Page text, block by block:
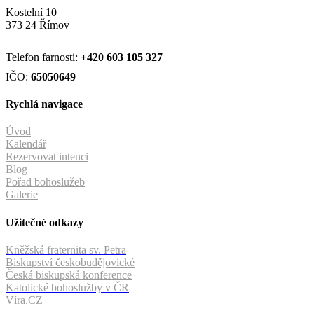
Kostelní 10
373 24 Římov
Telefon farnosti: +420 603 105 327
IČO: 65050649
Rychlá navigace
Úvod
Kalendář
Rezervovat intenci
Blog
Pořad bohoslužeb
Galerie
Užitečné odkazy
Kněžská fraternita sv. Petra
Biskupství českobudějovické
Česká biskupská konference
Katolické bohoslužby v ČR
Víra.CZ